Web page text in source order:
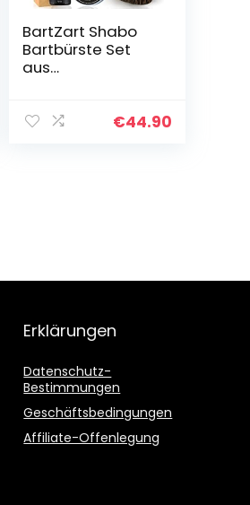
BartZart Shabo
Bartbürste Set
aus
Moschus Duft,
€44.90
Erklärungen
Datenschutz-
Bestimmungen
Geschäftsbedingungen
Affiliate-Offenlegung